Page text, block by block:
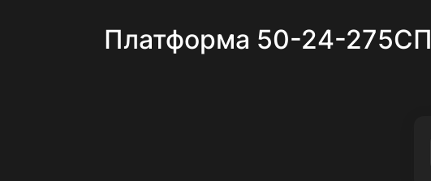
Платформа 50-24-275СП